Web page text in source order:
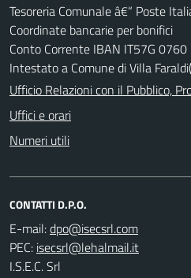
Tesoreria Comunale â€“ Poste
Coordinate bancarie per bonifici
Conto Corrente IBAN IT57G
Intestato a Comune di Villa
Ufficio Relazioni con il Pubblico,
Uffici e orari
Numeri utili
CONTATTI D.P.O.
E-mail:
PEC:
I.S.E.C. Srl